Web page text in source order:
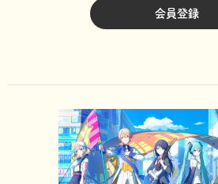
会員登録